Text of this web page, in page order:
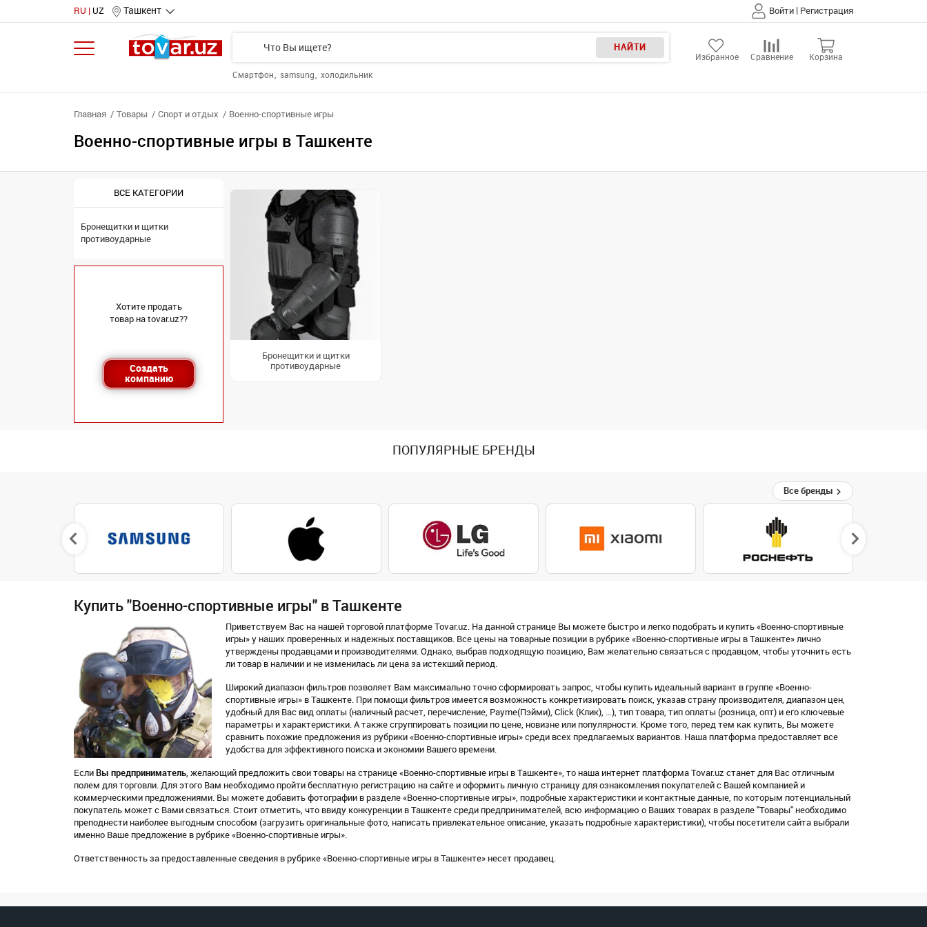
RU UZ Ташкент Войти | Регистрация
НАЙТИ
Смартфон samsung холодильник
Избранное Сравнение Корзина
Главная Товары Спорт и отдых Военно-спортивные игры
Военно-спортивные игры в Ташкенте
ВСЕ КАТЕГОРИИ
Бронещитки и щитки
противоударные
Хотите продать
товар на tovar.uz??
Создать
компанию
Бронещитки и щитки
противоударные
ПОПУЛЯРНЫЕ БРЕНДЫ
Все бренды
Купить "Военно-спортивные игры" в Ташкенте
Приветствуем Вас на нашей торговой платформе Tovar.uz. На данной странице Вы можете быстро и легко подобрать и купить «Военно-спортивные
игры» у наших проверенных и надежных поставщиков. Все цены на товарные позиции в рубрике «Военно-спортивные игры в Ташкенте» лично
утверждены продавцами и производителями. Однако, выбрав подходящую позицию, Вам желательно связаться с продавцом, чтобы уточнить есть
ли товар в наличии и не изменилась ли цена за истекший период.
Широкий диапазон фильтров позволяет Вам максимально точно сформировать запрос, чтобы купить идеальный вариант в группе «Военно-
спортивные игры» в Ташкенте. При помощи фильтров имеется возможность конкретизировать поиск, указав страну производителя, диапазон цен,
удобный для Вас вид оплаты (наличный расчет, перечисление, Payme(Пэйми), Click (Клик), ...), тип товара, тип оплаты (розница, опт) и его ключевые
параметры и характеристики. А также сгруппировать позиции по цене, новизне или популярности. Кроме того, перед тем как купить, Вы можете
сравнить похожие предложения из рубрики «Военно-спортивные игры» среди всех предлагаемых вариантов. Наша платформа предоставляет все
удобства для эффективного поиска и экономии Вашего времени.
Если Вы предприниматель, желающий предложить свои товары на странице «Военно-спортивные игры в Ташкенте», то наша интернет платформа Tovar.uz станет для Вас отличным
полем для торговли. Для этого Вам необходимо пройти бесплатную регистрацию на сайте и оформить личную страницу для ознакомления покупателей с Вашей компанией и
коммерческими предложениями. Вы можете добавить фотографии в разделе «Военно-спортивные игры», подробные характеристики и контактные данные, по которым потенциальный
покупатель может с Вами связаться. Стоит отметить, что ввиду конкуренции в Ташкенте среди предпринимателей, всю информацию о Ваших товарах в разделе "Товары" необходимо
преподнести наиболее выгодным способом (загрузить оригинальные фото, написать привлекательное описание, указать подробные характеристики), чтобы посетители сайта выбрали
именно Ваше предложение в рубрике «Военно-спортивные игры».
Ответственность за предоставленные сведения в рубрике «Военно-спортивные игры в Ташкенте» несет продавец.